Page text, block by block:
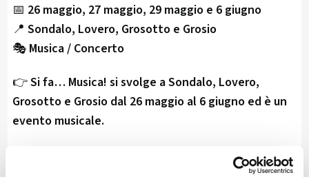
📅 26 maggio, 27 maggio, 29 maggio e 6 giugno
📍 Sondalo, Lovero, Grosotto e Grosio
🎭 Musica / Concerto
👉Si fa… Musica! si svolge a Sondalo, Lovero,
Grosotto e Grosio dal 26 maggio al 6 giugno ed è un
evento musicale.
Una rassegna musicale con appuntamenti in diversi